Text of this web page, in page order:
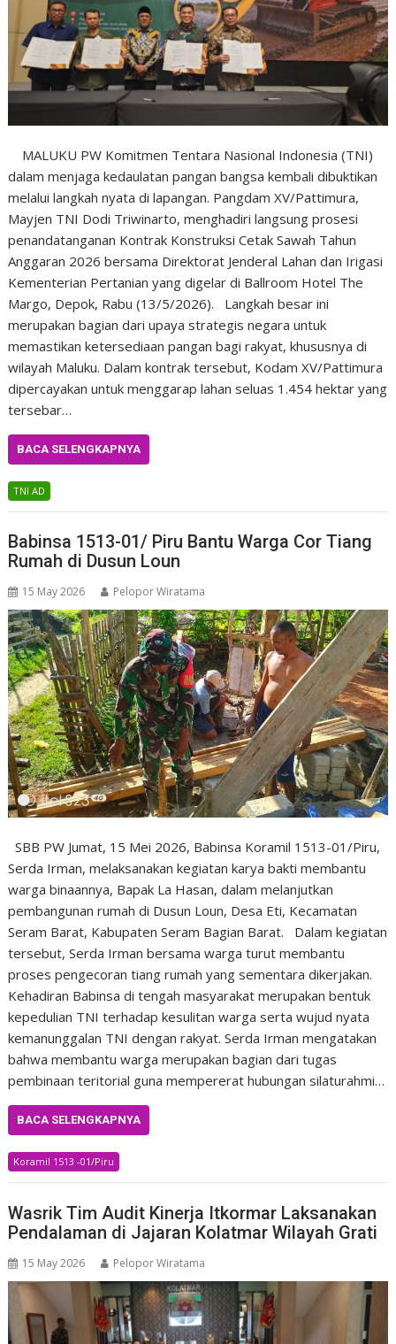
MALUKU PW Komitmen Tentara Nasional Indonesia (TNI)
dalam menjaga kedaulatan pangan bangsa kembali dibuktikan
melalui langkah nyata di lapangan. Pangdam XV/Pattimura,
Mayjen TNI Dodi Triwinarto, menghadiri langsung prosesi
penandatanganan Kontrak Konstruksi Cetak Sawah Tahun
Anggaran 2026 bersama Direktorat Jenderal Lahan dan Irigasi
Kementerian Pertanian yang digelar di Ballroom Hotel The
Margo, Depok, Rabu (13/5/2026). Langkah besar ini
merupakan bagian dari upaya strategis negara untuk
memastikan ketersediaan pangan bagi rakyat, khususnya di
wilayah Maluku. Dalam kontrak tersebut, Kodam XV/Pattimura
dipercayakan untuk menggarap lahan seluas 1.454 hektar yang
tersebar…
BACA SELENGKAPNYA
TNI AD
Babinsa 1513-01/ Piru Bantu Warga Cor Tiang
Rumah di Dusun Loun
15 May 2026 Pelopor Wiratama
SBB PW Jumat, 15 Mei 2026, Babinsa Koramil 1513-01/Piru,
Serda Irman, melaksanakan kegiatan karya bakti membantu
warga binaannya, Bapak La Hasan, dalam melanjutkan
pembangunan rumah di Dusun Loun, Desa Eti, Kecamatan
Seram Barat, Kabupaten Seram Bagian Barat. Dalam kegiatan
tersebut, Serda Irman bersama warga turut membantu
proses pengecoran tiang rumah yang sementara dikerjakan.
Kehadiran Babinsa di tengah masyarakat merupakan bentuk
kepedulian TNI terhadap kesulitan warga serta wujud nyata
kemanunggalan TNI dengan rakyat. Serda Irman mengatakan
bahwa membantu warga merupakan bagian dari tugas
pembinaan teritorial guna mempererat hubungan silaturahmi…
BACA SELENGKAPNYA
Koramil 1513 -01/Piru
Wasrik Tim Audit Kinerja Itkormar Laksanakan
Pendalaman di Jajaran Kolatmar Wilayah Grati
15 May 2026 Pelopor Wiratama